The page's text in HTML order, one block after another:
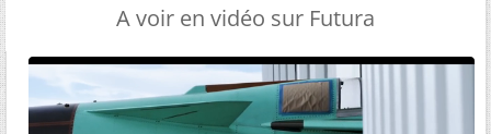
A voir en vidéo sur Futura